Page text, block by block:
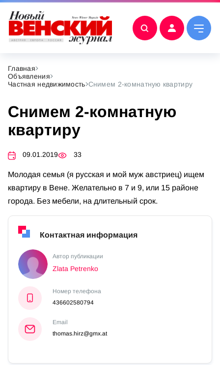
Главная
Объявления
Частная недвижимость Снимем 2-комнатную квартиру
Снимем 2-комнатную
квартиру
09.01.2019 33
Молодая семья (я русская и мой муж австриец) ищем
квартиру в Вене. Желательно в 7 и 9, или 15 районе
города. Без мебели, на длительный срок.
Контактная информация
Автор публикации
Zlata Petrenko
Номер телефона
436602580794
Email
thomas.hirz@gmx.at